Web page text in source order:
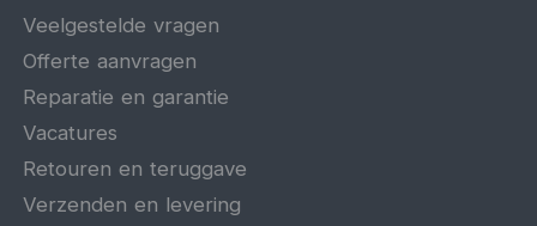
Veelgestelde vragen
Offerte aanvragen
Reparatie en garantie
Vacatures
Retouren en teruggave
Verzenden en levering